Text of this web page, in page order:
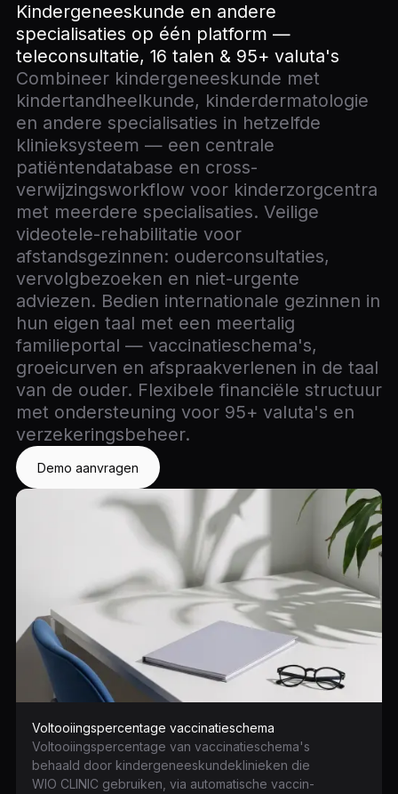
Kindergeneeskunde en andere
specialisaties op één platform —
teleconsultatie, 16 talen & 95+ valuta's
Combineer kindergeneeskunde met
kindertandheelkunde, kinderdermatologie
en andere specialisaties in hetzelfde
klinieksysteem — een centrale
patiëntendatabase en cross-
verwijzingsworkflow voor kinderzorgcentra
met meerdere specialisaties. Veilige
videotele-rehabilitatie voor
afstandsgezinnen: ouderconsultaties,
vervolgbezoeken en niet-urgente
adviezen. Bedien internationale gezinnen in
hun eigen taal met een meertalig
familieportal — vaccinatieschema's,
groeicurven en afspraakverlenen in de taal
van de ouder. Flexibele financiële structuur
met ondersteuning voor 95+ valuta's en
verzekeringsbeheer.
Demo aanvragen
Voltooiingspercentage vaccinatieschema
Voltooiingspercentage van vaccinatieschema's
behaald door kindergeneeskundeklinieken die
WIO CLINIC gebruiken, via automatische vaccin-